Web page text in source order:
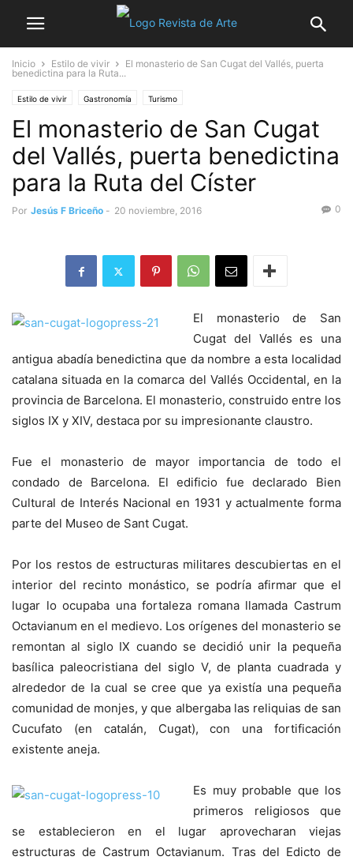
Inicio Estilo de vivir
El monasterio de San Cugat del Vallés, puerta
benedictina para la Ruta...
Estilo de vivir Gastronomía Turismo
El monasterio de San Cugat
del Vallés, puerta benedictina
para la Ruta del Císter
Por Jesús F Briceño - 20 noviembre, 2016 0
El monasterio de San
Cugat del Vallés es una
antigua abadía benedictina que da nombre a esta localidad
catalana situada en la comarca del Vallés Occidental, en la
provincia de Barcelona. El monasterio, construido entre los
siglos IX y XIV, destaca por su impresionante claustro.
Fue el monasterio de mayor importancia de todo el
condado de Barcelona. El edificio fue declarado Bien
Cultural de Interés Nacional en 1931 y actualmente forma
parte del Museo de Sant Cugat.
Por los restos de estructuras militares descubiertas en el
interior del recinto monástico, se podría afirmar que el
lugar lo ocupaba una fortaleza romana llamada Castrum
Octavianum en el medievo. Los orígenes del monasterio se
remontan al siglo IX cuando se decidió unir la pequeña
basílica paleocristiana del siglo V, de planta cuadrada y
alrededor de la cual se cree que ya existía una pequeña
comunidad de monjes, y que albergaba las reliquias de san
Cucufato (en catalán, Cugat), con una fortificación
existente aneja.
Es muy probable que los
primeros religiosos que
se establecieron en el lugar aprovecharan viejas
estructuras de Castrum Octavianum. Tras del Edicto de